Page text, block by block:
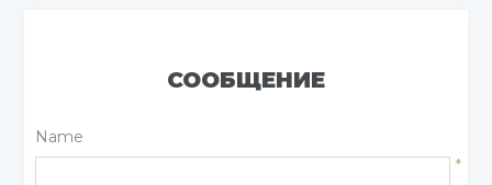
СООБЩЕНИЕ
Name
*